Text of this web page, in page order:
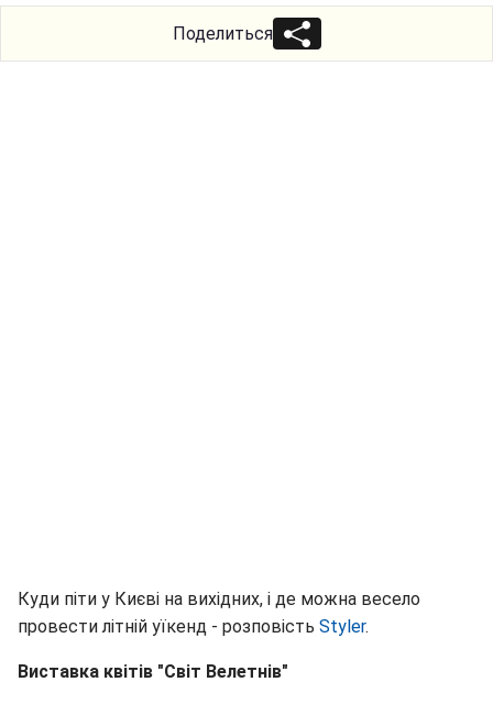
Поделиться
Куди піти у Києві на вихідних, і де можна весело
провести літній уїкенд - розповість Styler.
Виставка квітів "Світ Велетнів"